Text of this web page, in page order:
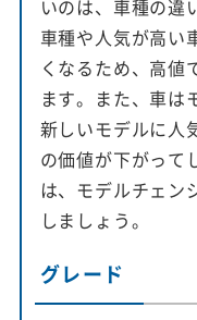
いのは、車種の違
車種や人気が高い
くなるため、高値
ます。また、車は
新しいモデルに人
の価値が下がって
は、モデルチェン
しましょう。
グレード